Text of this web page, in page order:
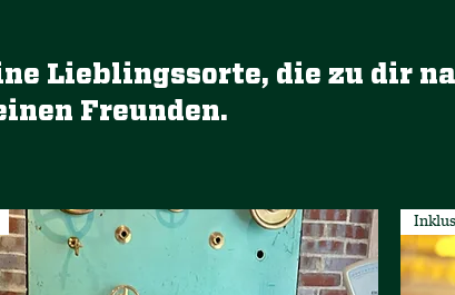
Lieblingssorte, die zu dir
Freunden.